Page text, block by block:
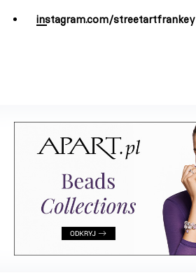
instagram.com/streetartfrankey